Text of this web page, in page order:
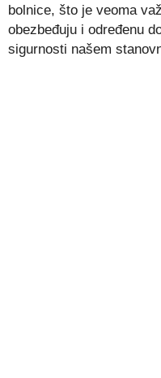
bolnice, što je veoma
obezbeđuju i određenu
sigurnosti našem